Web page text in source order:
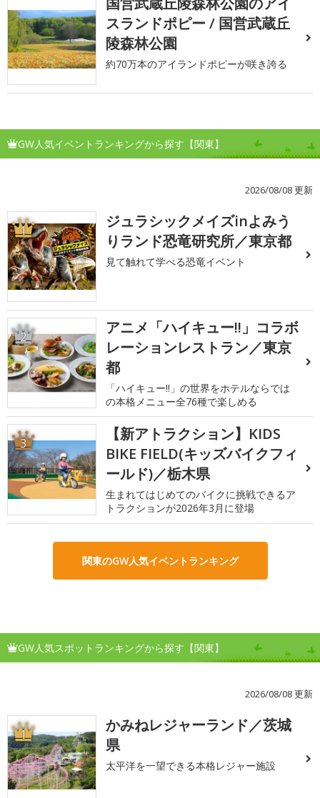
スランドポピー / 国営武蔵丘
陵森林公園
約70万本のアイランドポピーが咲き誇る
GW人気イベントランキングから探す【関東】
2026/08/08 更新
1
ジュラシックメイズinよみう
りランド恐竜研究所／東京都
見て触れて学べる恐竜イベント
2
アニメ「ハイキュー!!」コラボ
レーションレストラン／東京
都
「ハイキュー!!」の世界をホテルならでは
の本格メニュー全76種で楽しめる
3
【新アトラクション】KIDS
BIKE FIELD(キッズバイクフィ
ールド)／栃木県
生まれてはじめてのバイクに挑戦できるア
トラクションが2026年3月に登場
関東のGW人気イベントランキング
GW人気スポットランキングから探す【関東】
2026/08/08 更新
1
かみねレジャーランド／茨城
県
太平洋を一望できる本格レジャー施設